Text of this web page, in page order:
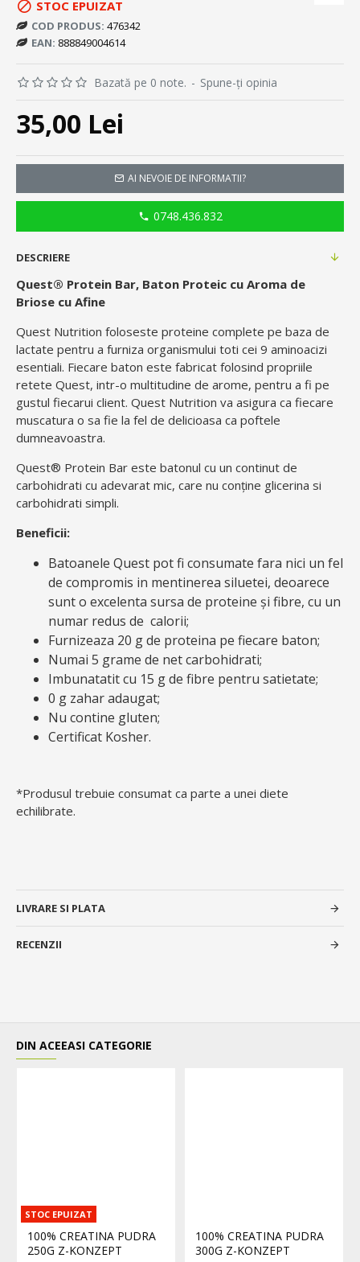
STOC EPUIZAT
COD PRODUS: 476342
EAN: 888849004614
Bazată pe 0 note. - Spune-ţi opinia
35,00 Lei
AI NEVOIE DE INFORMATII?
0748.436.832
DESCRIERE
Quest® Protein Bar, Baton Proteic cu Aroma de
Briose cu Afine
Quest Nutrition foloseste proteine complete pe baza de
lactate pentru a furniza organismului toti cei 9 aminoacizi
esentiali. Fiecare baton este fabricat folosind propriile
retete Quest, intr-o multitudine de arome, pentru a fi pe
gustul fiecarui client. Quest Nutrition va asigura ca fiecare
muscatura o sa fie la fel de delicioasa ca poftele
dumneavoastra.
Quest® Protein Bar este batonul cu un continut de
carbohidrati cu adevarat mic, care nu conține glicerina si
carbohidrati simpli.
Beneficii:
Batoanele Quest pot fi consumate fara nici un fel
de compromis in mentinerea siluetei, deoarece
sunt o excelenta sursa de proteine ​​și fibre, cu un
numar redus de calorii;
Furnizeaza 20 g de proteina pe fiecare baton;
Numai 5 grame de net carbohidrati;
Imbunatatit cu 15 g de fibre pentru satietate;
0 g zahar adaugat;
Nu contine gluten;
Certificat Kosher.
*Produsul trebuie consumat ca parte a unei diete
echilibrate.
LIVRARE SI PLATA
RECENZII
DIN ACEEASI CATEGORIE
STOC EPUIZAT
100% CREATINA PUDRA
250G Z-KONZEPT
100% CREATINA PUDRA
300G Z-KONZEPT